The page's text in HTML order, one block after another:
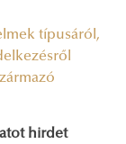
típusáról,
hirdet